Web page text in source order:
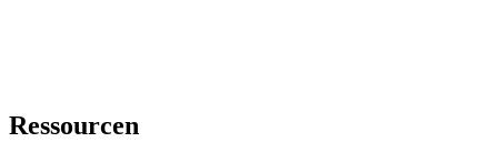
Ressourcen